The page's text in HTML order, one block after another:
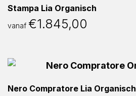
Stampa Lia Organisch
vanaf €1.845,00
Nero Compratore Lia Organisch